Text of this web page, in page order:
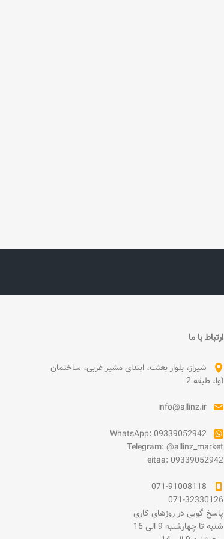
ارتباط با ما
شیراز، بلوار بعثت، ابتدای مشیر غربی، ساختمان
آوا، طبقه 2
info@allinz.ir
WhatsApp: 09339052942
Telegram: @allinz_market
eitaa: 09339052942
071-91008118
071-32330126
پاسخ گویی در روزهای کاری
شنبه تا چهارشنبه 9 الی 16